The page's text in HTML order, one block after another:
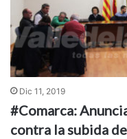
Dic 11, 2019
#Comarca:
contra la subida